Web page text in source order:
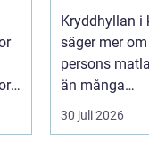
till något
Kryddhyllan i
säger mer om
persons
än många
receptböcker.
några nypor
30 juli 2026